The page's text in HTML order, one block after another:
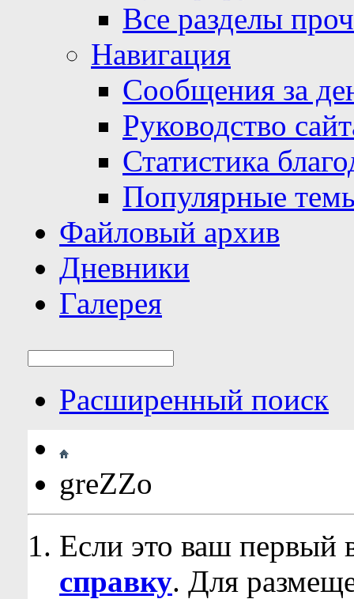
Все разделы
Навигация
Сообщения за
Руководство
Статистика
Популярные
Файловый архив
Дневники
Галерея
Расширенный поиск
greZZo
Если это ваш первый
справку. Для